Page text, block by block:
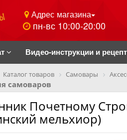
Адрес магазина
пн-вс 10:00-20:00
Видео-инструкции и
Каталог товаров Самовары
самоваров
Почетному
мельхиор)